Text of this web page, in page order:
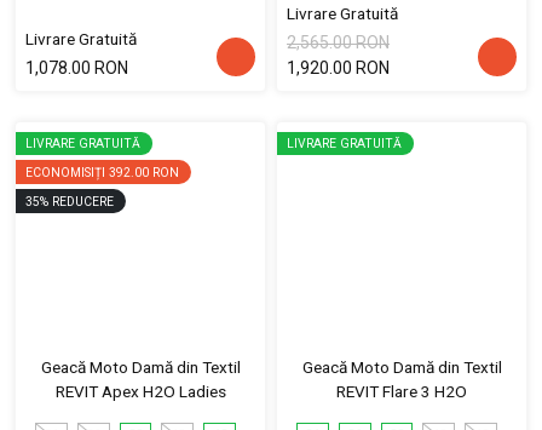
Livrare Gratuită
1,078.00 RON
Livrare Gratuită
2,565.00 RON
1,920.00 RON
LIVRARE GRATUITĂ
ECONOMISIȚI 392.00 RON
35% REDUCERE
Geacă Moto Damă din Textil
REVIT Apex H2O Ladies
LIVRARE GRATUITĂ
Geacă Moto Damă din Textil
REVIT Flare 3 H2O